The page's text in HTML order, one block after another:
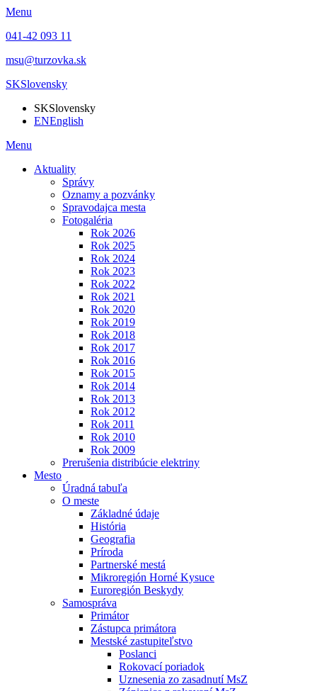
Menu
041-42 093 11
msu@turzovka.sk
SKSlovensky
SKSlovensky
ENEnglish
Menu
Aktuality
Správy
Oznamy a pozvánky
Spravodajca mesta
Fotogaléria
Rok 2026
Rok 2025
Rok 2024
Rok 2023
Rok 2022
Rok 2021
Rok 2020
Rok 2019
Rok 2018
Rok 2017
Rok 2016
Rok 2015
Rok 2014
Rok 2013
Rok 2012
Rok 2011
Rok 2010
Rok 2009
Prerušenia distribúcie elektriny
Mesto
Úradná tabuľa
O meste
Základné údaje
História
Geografia
Príroda
Partnerské mestá
Mikroregión Horné Kysuce
Euroregión Beskydy
Samospráva
Primátor
Zástupca primátora
Mestské zastupiteľstvo
Poslanci
Rokovací poriadok
Uznesenia zo zasadnutí MsZ